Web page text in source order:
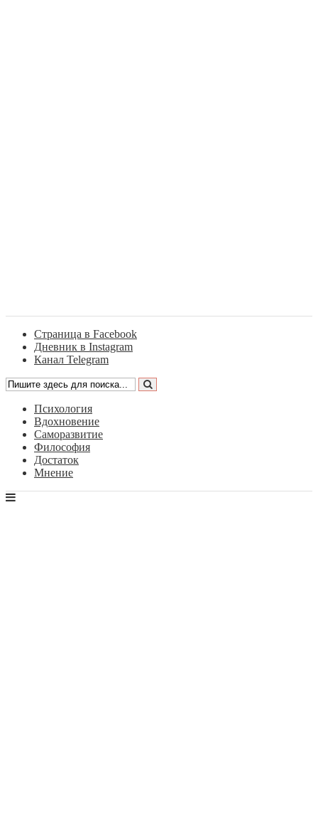
Страница в Facebook
Дневник в Instagram
Канал Telegram
Психология
Вдохновение
Саморазвитие
Философия
Достаток
Мнение